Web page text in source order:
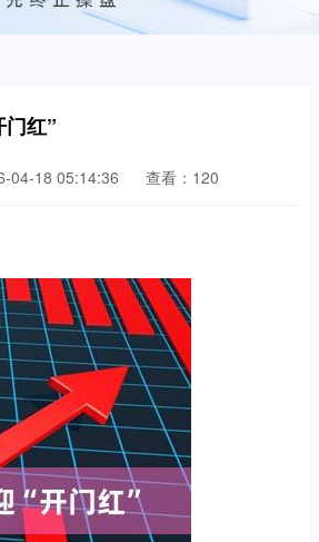
红”
04-18 05:14:36 查看：120